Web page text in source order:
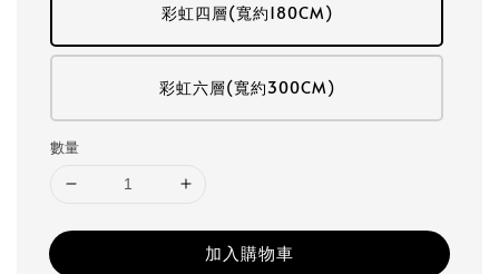
彩虹四層(寬約180CM)
彩虹六層(寬約300CM)
數量
加入購物車